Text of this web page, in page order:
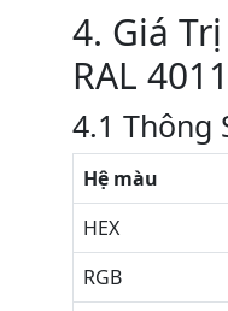
4. Giá
RAL 4011
4.1 Thông
Hệ màu
HEX
RGB